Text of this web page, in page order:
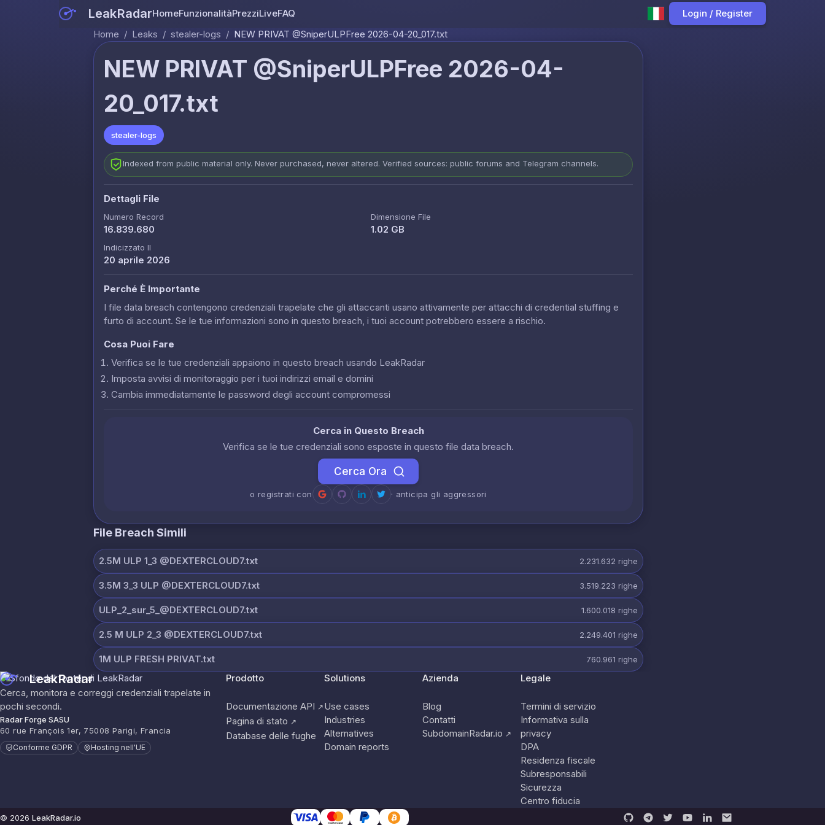
LeakRadarHomeFunzionalitàPrezziLiveFAQ
Login / Register
Home / Leaks / stealer-logs / NEW PRIVAT @SniperULPFree 2026-04-20_017.txt
NEW PRIVAT @SniperULPFree 2026-04-
20_017.txt
stealer-logs
Indexed from public material only. Never purchased, never altered. Verified sources: public forums and Telegram channels.
Dettagli File
Numero Record
16.839.680
Dimensione File
1.02 GB
Indicizzato Il
20 aprile 2026
Perché È Importante
I file data breach contengono credenziali trapelate che gli attaccanti usano attivamente per attacchi di credential stuffing e
furto di account. Se le tue informazioni sono in questo breach, i tuoi account potrebbero essere a rischio.
Cosa Puoi Fare
Verifica se le tue credenziali appaiono in questo breach usando LeakRadar
Imposta avvisi di monitoraggio per i tuoi indirizzi email e domini
Cambia immediatamente le password degli account compromessi
Cerca in Questo Breach
Verifica se le tue credenziali sono esposte in questo file data breach.
Cerca Ora
o registrati con · anticipa gli aggressori
File Breach Simili
2.5M ULP 1_3 @DEXTERCLOUD7.txt 2.231.632 righe
3.5M 3_3 ULP @DEXTERCLOUD7.txt 3.519.223 righe
ULP_2_sur_5_@DEXTERCLOUD7.txt 1.600.018 righe
2.5 M ULP 2_3 @DEXTERCLOUD7.txt 2.249.401 righe
1M ULP FRESH PRIVAT.txt 760.961 righe
LeakRadar
Cerca, monitora e correggi credenziali trapelate in
pochi secondi.
Radar Forge SASU
60 rue François 1er, 75008 Parigi, Francia
Conforme GDPR Hosting nell'UE
Prodotto
Documentazione API ↗
Pagina di stato ↗
Database delle fughe
Solutions
Use cases
Industries
Alternatives
Domain reports
Azienda
Blog
Contatti
SubdomainRadar.io ↗
Legale
Termini di servizio
Informativa sulla
privacy
DPA
Residenza fiscale
Subresponsabili
Sicurezza
Centro fiducia
© 2026 LeakRadar.io